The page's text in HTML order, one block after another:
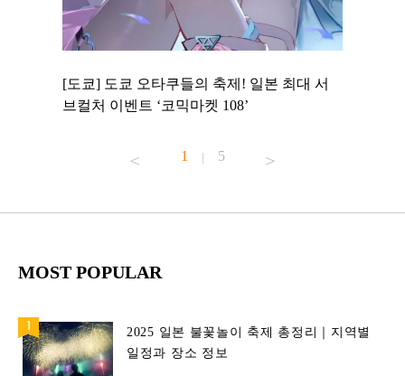
[도쿄] 도쿄 오타쿠들의 축제! 일본 최대 서
브컬처 이벤트 ‘코믹마켓 108’
1 | 5
MOST POPULAR
2025 일본 불꽃놀이 축제 총정리｜지역별
일정과 장소 정보